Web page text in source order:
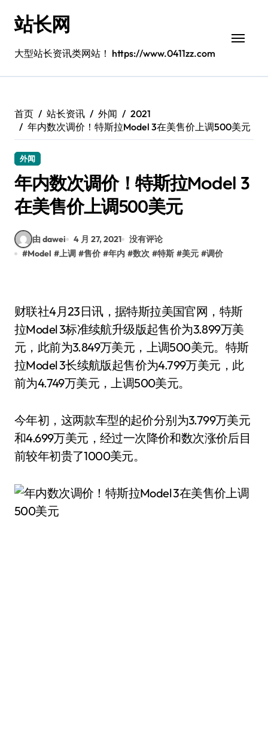
站长网
大型站长资讯类网站！ https://www.0411zz.com
首页 站长资讯 外闻
2021
年内数次调价！特斯拉Model 3在美售价上调500美元
外闻
年内数次调价！特斯拉Model 3
在美售价上调500美元
由 dawei 4 月 27, 2021
没有评论
#Model #上调 #售价 #年内 #数次 #特斯 #美元 #调价
财联社4月23日讯，据特斯拉美国官网，特斯
拉Model 3标准续航升级版起售价为3.899万美
元，此前为3.849万美元，上调500美元。特斯
拉Model 3长续航版起售价为4.799万美元，此
前为4.749万美元，上调500美元。
今年初，这两款车型的起价分别为3.799万美元
和4.699万美元，经过一次降价和数次涨价后目
前较年初贵了1000美元。